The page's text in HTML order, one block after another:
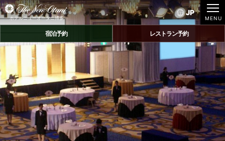
ホテルニューオータニ博多
JP
宿泊予約 レストラン予約